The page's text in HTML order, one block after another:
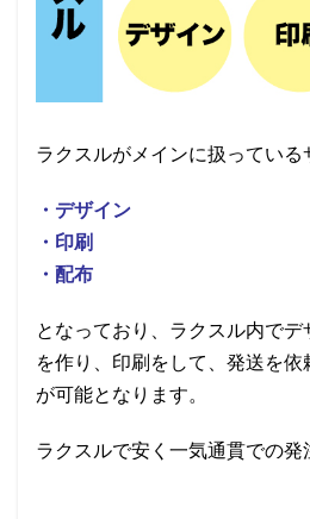
ラクスルがメインに扱っている
・デザイン
・印刷
・配布
となっており、ラクスル内でデ
を作り、印刷をして、発送を依
が可能となります。
ラクスルで安く一気通貫での発